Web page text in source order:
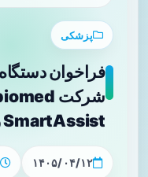
پزشکی
SmartAssist را از بازار حذف کرد
۱۴۰۵/۰۴/۱۲